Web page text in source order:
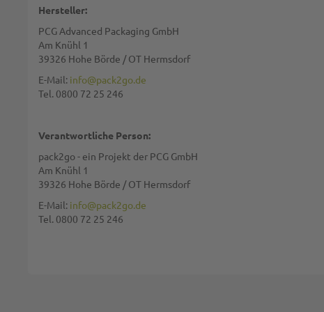
Zusammenfassung:
Bewertung:
Hersteller:
PCG Advanced Packaging GmbH
Am Knühl 1
39326 Hohe Börde / OT Hermsdorf
E-Mail: info@pack2go.de
Tel. 0800 72 25 246
Verantwortliche Person:
pack2go - ein Projekt der PCG GmbH
Am Knühl 1
39326 Hohe Börde / OT Hermsdorf
E-Mail: info@pack2go.de
Tel. 0800 72 25 246